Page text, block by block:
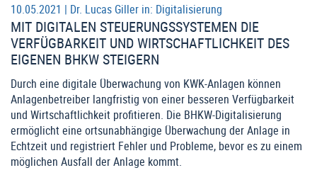
10.05.2021 | Dr. Lucas Giller in: Digitalisierung
MIT DIGITALEN STEUERUNGSSYSTEMEN DIE
VERFÜGBARKEIT UND WIRTSCHAFTLICHKEIT DES
EIGENEN BHKW STEIGERN
Durch eine digitale Überwachung von KWK-Anlagen können
Anlagenbetreiber langfristig von einer besseren Verfügbarkeit
und Wirtschaftlichkeit profitieren. Die BHKW-Digitalisierung
ermöglicht eine ortsunabhängige Überwachung der Anlage in
Echtzeit und registriert Fehler und Probleme, bevor es zu einem
möglichen Ausfall der Anlage kommt.